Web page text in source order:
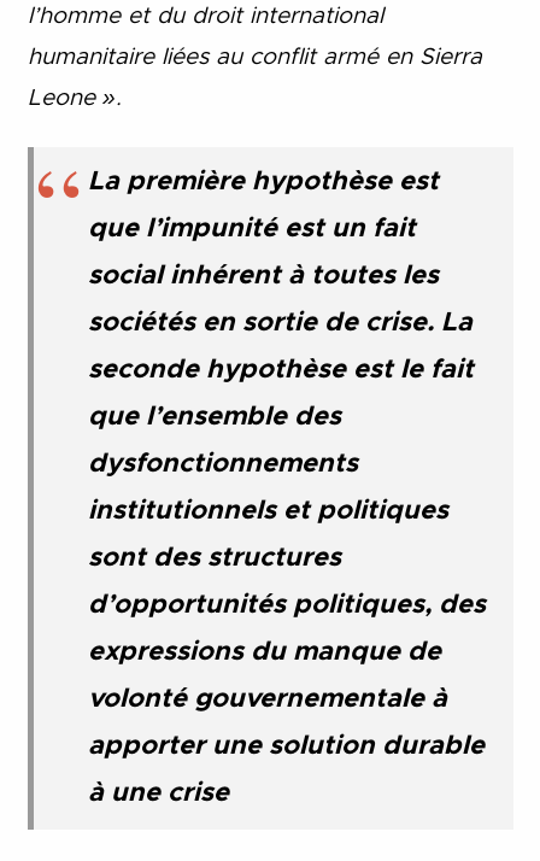
l’homme et du droit international
humanitaire liées au conflit armé en Sierra
Leone ».
La première hypothèse est
que l’impunité est un fait
social inhérent à toutes les
sociétés en sortie de crise. La
seconde hypothèse est le fait
que l’ensemble des
dysfonctionnements
institutionnels et politiques
sont des structures
d’opportunités politiques, des
expressions du manque de
volonté gouvernementale à
apporter une solution durable
à une crise